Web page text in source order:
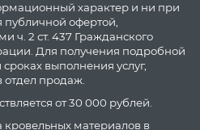
характер и ни при
публичной офертой,
ч. 2 ст. 437 Гражданского
Для получения подробной
выполнения услуг,
отдел продаж.
от 30 000 рублей.
материалов в